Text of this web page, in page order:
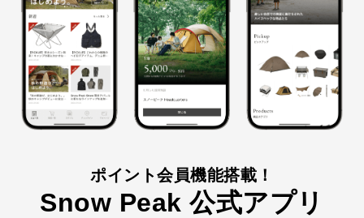
ポイント会員機能搭載！
Snow Peak公式アプリ